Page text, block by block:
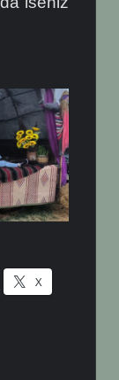
X